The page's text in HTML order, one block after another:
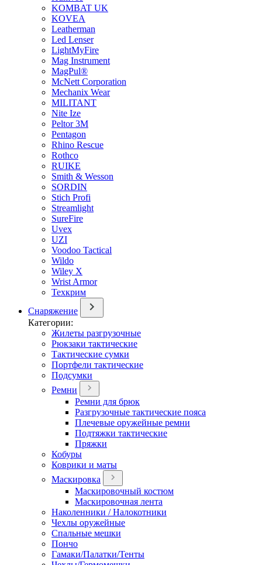
KOMBAT UK
KOVEA
Leatherman
Led Lenser
LightMyFire
Mag Instrument
MagPul®
McNett Corporation
Mechanix Wear
MILITANT
Nite Ize
Peltor 3M
Pentagon
Rhino Rescue
Rothco
RUIKE
Smith & Wesson
SORDIN
Stich Profi
Streamlight
SureFire
Uvex
UZI
Voodoo Tactical
Wildo
Wiley X
Wrist Armor
Техкрим
Снаряжение
Категории:
Жилеты разгрузочные
Рюкзаки тактические
Тактические сумки
Портфели тактические
Подсумки
Ремни
Ремни для брюк
Разгрузочные тактические пояса
Плечевые оружейные ремни
Подтяжки тактические
Пряжки
Кобуры
Коврики и маты
Маскировка
Маскировочный костюм
Маскировочная лента
Наколенники / Налокотники
Чехлы оружейные
Спальные мешки
Пончо
Гамаки/Палатки/Тенты